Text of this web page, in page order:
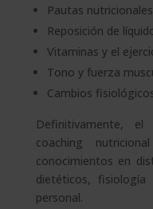
Pautas
Reposición de
Vitaminas y el
Tono y fuerza
Cambios
Definitivamente,
coaching
conocimientos en
dietéticos,
personal.